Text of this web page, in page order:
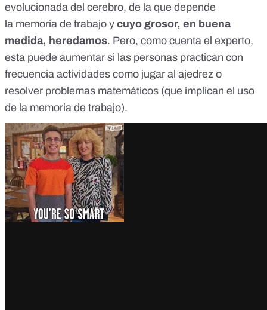
evolucionada del cerebro, de la que depende
la memoria de trabajo y cuyo grosor, en buena
medida, heredamos. Pero, como cuenta el experto,
esta puede aumentar si las personas practican con
frecuencia actividades como jugar al ajedrez o
resolver problemas matemáticos (que implican el uso
de la memoria de trabajo).